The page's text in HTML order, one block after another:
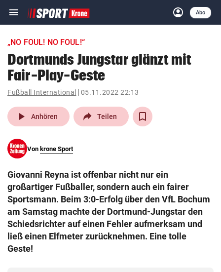
menu Navigation
ein-/ausklappen
account_circle
Anmelden
Abo
close Schließen
account_circle Anmelden
pin_drop
Wien arrow_right
search
eingeben
Muthgasse 2, 1190 Wien
„NO FOUL! NO FOUL!“
Dortmunds Jungstar glänzt mit
Fair-Play-Geste
Fußball International 05.11.2022 22:13
play_arrow Anhören Teilen
Von krone Sport
Giovanni Reyna ist offenbar nicht nur ein
großartiger Fußballer, sondern auch ein fairer
Sportsmann. Beim 3:0-Erfolg über den VfL Bochum
am Samstag machte der Dortmund-Jungstar den
Schiedsrichter auf einen Fehler aufmerksam und
ließ einen Elfmeter zurücknehmen. Eine tolle
Geste!